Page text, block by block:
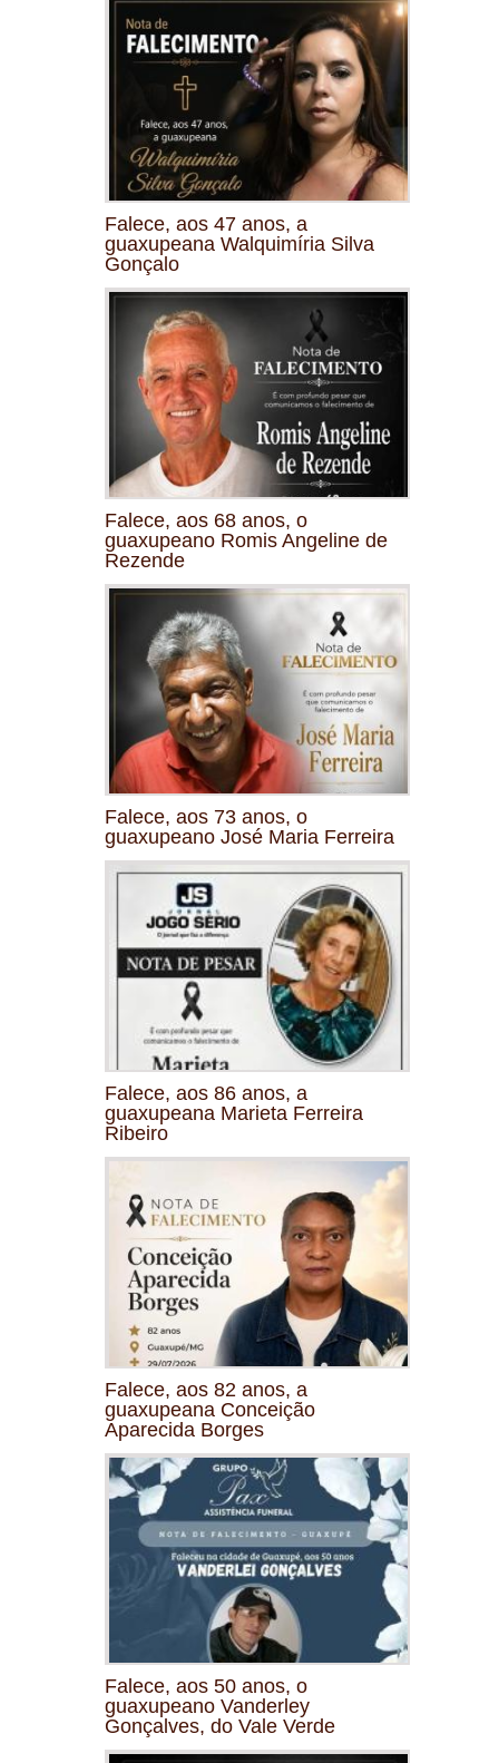
Falece, aos 47 anos, a
guaxupeana Walquimíria Silva
Gonçalo
Falece, aos 68 anos, o
guaxupeano Romis Angeline de
Rezende
Falece, aos 73 anos, o
guaxupeano José Maria Ferreira
Falece, aos 86 anos, a
guaxupeana Marieta Ferreira
Ribeiro
Falece, aos 82 anos, a
guaxupeana Conceição
Aparecida Borges
Falece, aos 50 anos, o
guaxupeano Vanderley
Gonçalves, do Vale Verde